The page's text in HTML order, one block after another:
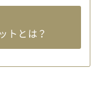
トとは？